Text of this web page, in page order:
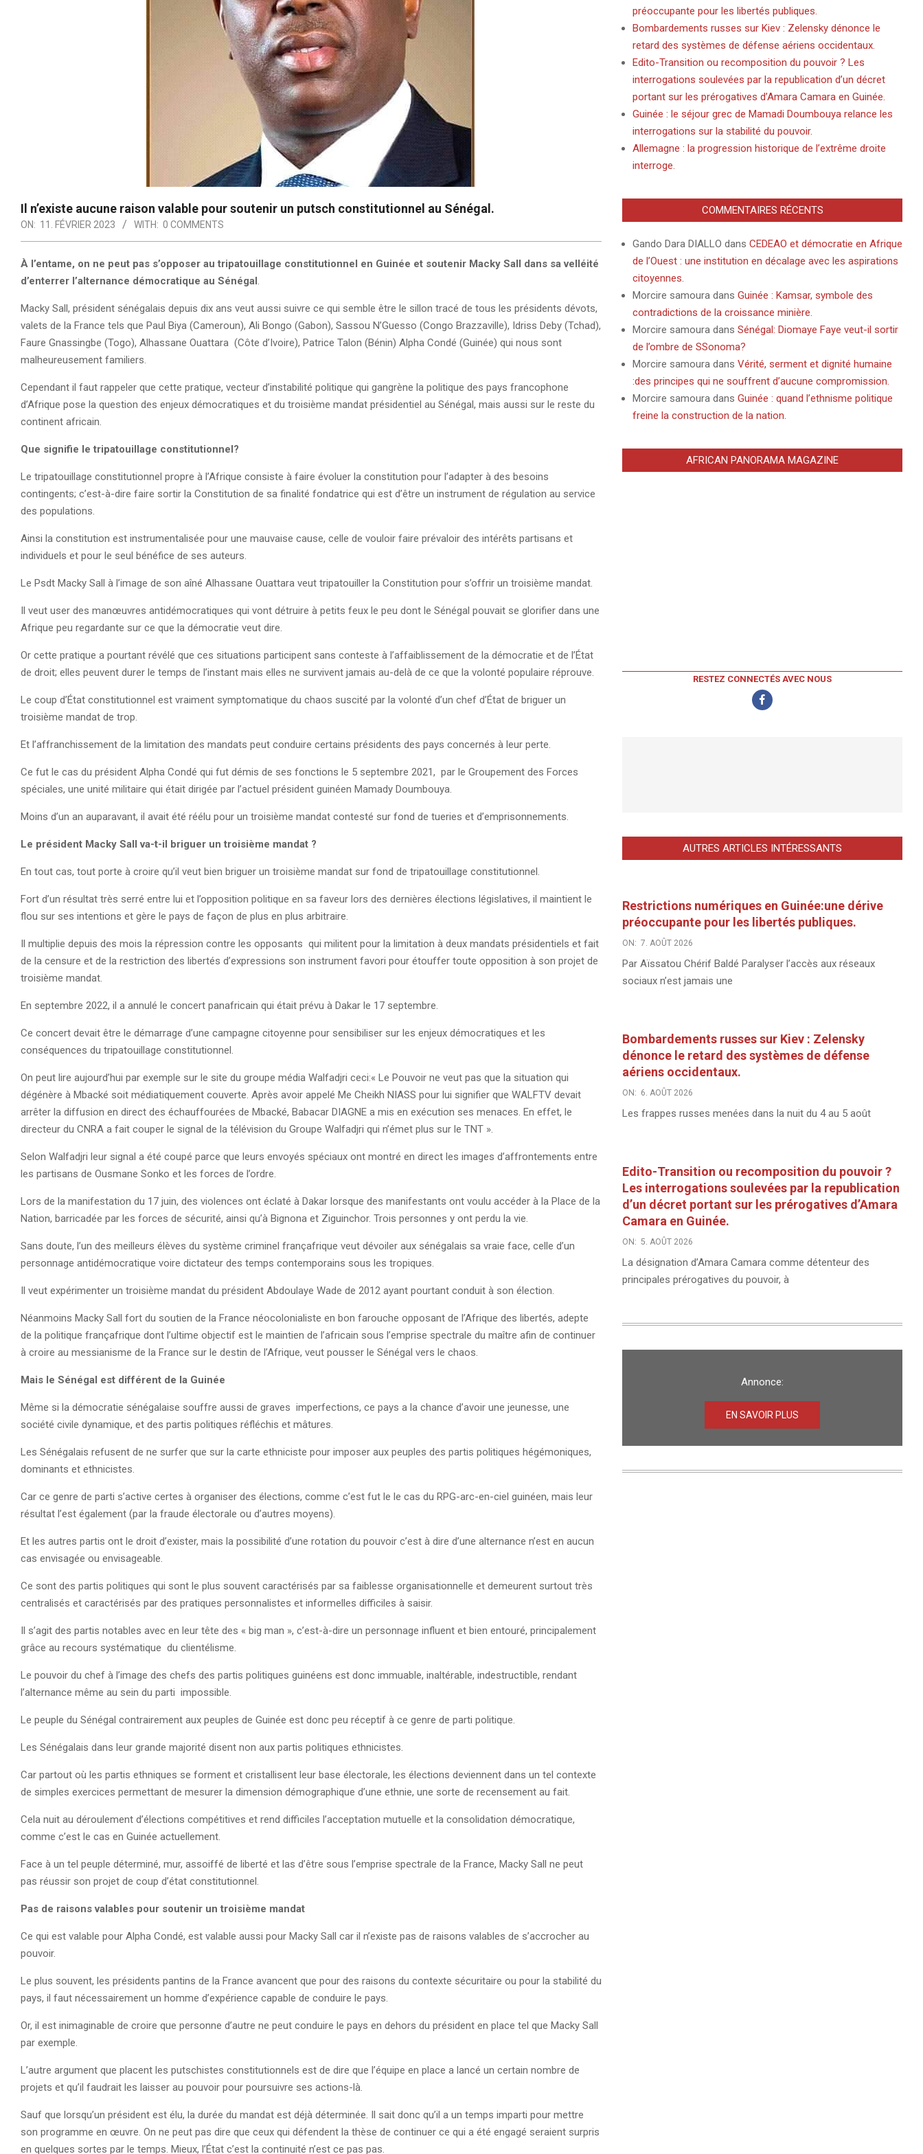
Il n’existe aucune raison valable pour soutenir un putsch constitutionnel au Sénégal.
ON: 11. FÉVRIER 2023 WITH: 0 COMMENTS
À l’entame, on ne peut pas s’opposer au tripatouillage constitutionnel en Guinée et soutenir Macky Sall dans sa velléité
d’enterrer l’alternance démocratique au Sénégal.
Macky Sall, président sénégalais depuis dix ans veut aussi suivre ce qui semble être le sillon tracé de tous les présidents dévots,
valets de la France tels que Paul Biya (Cameroun), Ali Bongo (Gabon), Sassou N’Guesso (Congo Brazzaville), Idriss Deby (Tchad),
Faure Gnassingbe (Togo), Alhassane Ouattara (Côte d’Ivoire), Patrice Talon (Bénin) Alpha Condé (Guinée) qui nous sont
malheureusement familiers.
Cependant il faut rappeler que cette pratique, vecteur d’instabilité politique qui gangrène la politique des pays francophone
d’Afrique pose la question des enjeux démocratiques et du troisième mandat présidentiel au Sénégal, mais aussi sur le reste du
continent africain.
Que signifie le tripatouillage constitutionnel?
Le tripatouillage constitutionnel propre à l’Afrique consiste à faire évoluer la constitution pour l’adapter à des besoins
contingents; c’est-à-dire faire sortir la Constitution de sa finalité fondatrice qui est d’être un instrument de régulation au service
des populations.
Ainsi la constitution est instrumentalisée pour une mauvaise cause, celle de vouloir faire prévaloir des intérêts partisans et
individuels et pour le seul bénéfice de ses auteurs.
Le Psdt Macky Sall à l’image de son aîné Alhassane Ouattara veut tripatouiller la Constitution pour s’offrir un troisième mandat.
Il veut user des manœuvres antidémocratiques qui vont détruire à petits feux le peu dont le Sénégal pouvait se glorifier dans une
Afrique peu regardante sur ce que la démocratie veut dire.
Or cette pratique a pourtant révélé que ces situations participent sans conteste à l’affaiblissement de la démocratie et de l’État
de droit; elles peuvent durer le temps de l’instant mais elles ne survivent jamais au-delà de ce que la volonté populaire réprouve.
Le coup d’État constitutionnel est vraiment symptomatique du chaos suscité par la volonté d’un chef d’État de briguer un
troisième mandat de trop.
Et l’affranchissement de la limitation des mandats peut conduire certains présidents des pays concernés à leur perte.
Ce fut le cas du président Alpha Condé qui fut démis de ses fonctions le 5 septembre 2021, par le Groupement des Forces
spéciales, une unité militaire qui était dirigée par l’actuel président guinéen Mamady Doumbouya.
Moins d’un an auparavant, il avait été réélu pour un troisième mandat contesté sur fond de tueries et d’emprisonnements.
Le président Macky Sall va-t-il briguer un troisième mandat ?
En tout cas, tout porte à croire qu’il veut bien briguer un troisième mandat sur fond de tripatouillage constitutionnel.
Fort d’un résultat très serré entre lui et l’opposition politique en sa faveur lors des dernières élections législatives, il maintient le
flou sur ses intentions et gère le pays de façon de plus en plus arbitraire.
Il multiplie depuis des mois la répression contre les opposants qui militent pour la limitation à deux mandats présidentiels et fait
de la censure et de la restriction des libertés d’expressions son instrument favori pour étouffer toute opposition à son projet de
troisième mandat.
En septembre 2022, il a annulé le concert panafricain qui était prévu à Dakar le 17 septembre.
Ce concert devait être le démarrage d’une campagne citoyenne pour sensibiliser sur les enjeux démocratiques et les
conséquences du tripatouillage constitutionnel.
On peut lire aujourd’hui par exemple sur le site du groupe média Walfadjri ceci:« Le Pouvoir ne veut pas que la situation qui
dégénère à Mbacké soit médiatiquement couverte. Après avoir appelé Me Cheikh NIASS pour lui signifier que WALFTV devait
arrêter la diffusion en direct des échauffourées de Mbacké, Babacar DIAGNE a mis en exécution ses menaces. En effet, le
directeur du CNRA a fait couper le signal de la télévision du Groupe Walfadjri qui n’émet plus sur le TNT ».
Selon Walfadjri leur signal a été coupé parce que leurs envoyés spéciaux ont montré en direct les images d’affrontements entre
les partisans de Ousmane Sonko et les forces de l’ordre.
Lors de la manifestation du 17 juin, des violences ont éclaté à Dakar lorsque des manifestants ont voulu accéder à la Place de la
Nation, barricadée par les forces de sécurité, ainsi qu’à Bignona et Ziguinchor. Trois personnes y ont perdu la vie.
Sans doute, l’un des meilleurs élèves du système criminel françafrique veut dévoiler aux sénégalais sa vraie face, celle d’un
personnage antidémocratique voire dictateur des temps contemporains sous les tropiques.
Il veut expérimenter un troisième mandat du président Abdoulaye Wade de 2012 ayant pourtant conduit à son élection.
Néanmoins Macky Sall fort du soutien de la France néocolonialiste en bon farouche opposant de l’Afrique des libertés, adepte
de la politique françafrique dont l’ultime objectif est le maintien de l’africain sous l’emprise spectrale du maître afin de continuer
à croire au messianisme de la France sur le destin de l’Afrique, veut pousser le Sénégal vers le chaos.
Mais le Sénégal est différent de la Guinée
Même si la démocratie sénégalaise souffre aussi de graves imperfections, ce pays a la chance d’avoir une jeunesse, une
société civile dynamique, et des partis politiques réfléchis et mâtures.
Les Sénégalais refusent de ne surfer que sur la carte ethniciste pour imposer aux peuples des partis politiques hégémoniques,
dominants et ethnicistes.
Car ce genre de parti s’active certes à organiser des élections, comme c’est fut le le cas du RPG-arc-en-ciel guinéen, mais leur
résultat l’est également (par la fraude électorale ou d’autres moyens).
Et les autres partis ont le droit d’exister, mais la possibilité d’une rotation du pouvoir c’est à dire d’une alternance n’est en aucun
cas envisagée ou envisageable.
Ce sont des partis politiques qui sont le plus souvent caractérisés par sa faiblesse organisationnelle et demeurent surtout très
centralisés et caractérisés par des pratiques personnalistes et informelles difficiles à saisir.
Il s’agit des partis notables avec en leur tête des « big man », c’est-à-dire un personnage influent et bien entouré, principalement
grâce au recours systématique du clientélisme.
Le pouvoir du chef à l’image des chefs des partis politiques guinéens est donc immuable, inaltérable, indestructible, rendant
l’alternance même au sein du parti impossible.
Le peuple du Sénégal contrairement aux peuples de Guinée est donc peu réceptif à ce genre de parti politique.
Les Sénégalais dans leur grande majorité disent non aux partis politiques ethnicistes.
Car partout où les partis ethniques se forment et cristallisent leur base électorale, les élections deviennent dans un tel contexte
de simples exercices permettant de mesurer la dimension démographique d’une ethnie, une sorte de recensement au fait.
Cela nuit au déroulement d’élections compétitives et rend difficiles l’acceptation mutuelle et la consolidation démocratique,
comme c’est le cas en Guinée actuellement.
Face à un tel peuple déterminé, mur, assoiffé de liberté et las d’être sous l’emprise spectrale de la France, Macky Sall ne peut
pas réussir son projet de coup d’état constitutionnel.
Pas de raisons valables pour soutenir un troisième mandat
Ce qui est valable pour Alpha Condé, est valable aussi pour Macky Sall car il n’existe pas de raisons valables de s’accrocher au
pouvoir.
Le plus souvent, les présidents pantins de la France avancent que pour des raisons du contexte sécuritaire ou pour la stabilité du
pays, il faut nécessairement un homme d’expérience capable de conduire le pays.
Or, il est inimaginable de croire que personne d’autre ne peut conduire le pays en dehors du président en place tel que Macky Sall
par exemple.
L’autre argument que placent les putschistes constitutionnels est de dire que l’équipe en place a lancé un certain nombre de
projets et qu’il faudrait les laisser au pouvoir pour poursuivre ses actions-là.
Sauf que lorsqu’un président est élu, la durée du mandat est déjà déterminée. Il sait donc qu’il a un temps imparti pour mettre
son programme en œuvre. On ne peut pas dire que ceux qui défendent la thèse de continuer ce qui a été engagé seraient surpris
en quelques sortes par le temps. Mieux, l’État c’est la continuité n’est ce pas pas.
préoccupante pour les libertés publiques.
Bombardements russes sur Kiev : Zelensky dénonce le
retard des systèmes de défense aériens occidentaux.
Edito-Transition ou recomposition du pouvoir ? Les
interrogations soulevées par la republication d’un décret
portant sur les prérogatives d’Amara Camara en Guinée.
Guinée : le séjour grec de Mamadi Doumbouya relance les
interrogations sur la stabilité du pouvoir.
Allemagne : la progression historique de l’extrême droite
interroge.
COMMENTAIRES RÉCENTS
Gando Dara DIALLO dans CEDEAO et démocratie en Afrique
de l’Ouest : une institution en décalage avec les aspirations
citoyennes.
Morcire samoura dans Guinée : Kamsar, symbole des
contradictions de la croissance minière.
Morcire samoura dans Sénégal: Diomaye Faye veut-il sortir
de l’ombre de SSonoma?
Morcire samoura dans Vérité, serment et dignité humaine
:des principes qui ne souffrent d’aucune compromission.
Morcire samoura dans Guinée : quand l’ethnisme politique
freine la construction de la nation.
AFRICAN PANORAMA MAGAZINE
RESTEZ CONNECTÉS AVEC NOUS
AUTRES ARTICLES INTÉRESSANTS
Restrictions numériques en Guinée:une dérive
préoccupante pour les libertés publiques.
ON: 7. AOÛT 2026
Par Aïssatou Chérif Baldé Paralyser l’accès aux réseaux
sociaux n’est jamais une
Bombardements russes sur Kiev : Zelensky
dénonce le retard des systèmes de défense
aériens occidentaux.
ON: 6. AOÛT 2026
Les frappes russes menées dans la nuit du 4 au 5 août
Edito-Transition ou recomposition du pouvoir ?
Les interrogations soulevées par la republication
d’un décret portant sur les prérogatives d’Amara
Camara en Guinée.
ON: 5. AOÛT 2026
La désignation d’Amara Camara comme détenteur des
principales prérogatives du pouvoir, à
Annonce:
EN SAVOIR PLUS